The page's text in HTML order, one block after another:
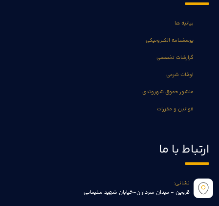
بیانیه ها
پرسشنامه الکترونیکی
گزارشات تخصصی
اوقات شرعی
منشور حقوق شهروندی
قوانین و مقررات
ارتباط با ما
نشانی:
قزوین - میدان سرداران-خیابان شهید سلیمانی